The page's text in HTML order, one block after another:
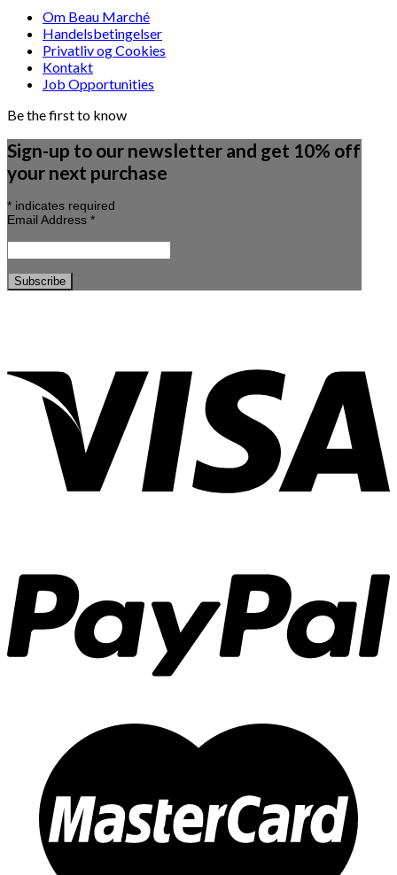
Om Beau Marché
Handelsbetingelser
Privatliv og Cookies
Kontakt
Job Opportunities
Be the first to know
Sign-up to our newsletter and get 10% off
your next purchase
* indicates required
Email Address *